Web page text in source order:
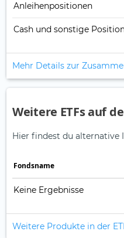
Anleihenpositionen
Cash und sonstige
Mehr Details zur
Weitere ETFs auf
Hier findest du alternative
Fonds­name
Keine Ergebnisse
Weitere Produkte in der